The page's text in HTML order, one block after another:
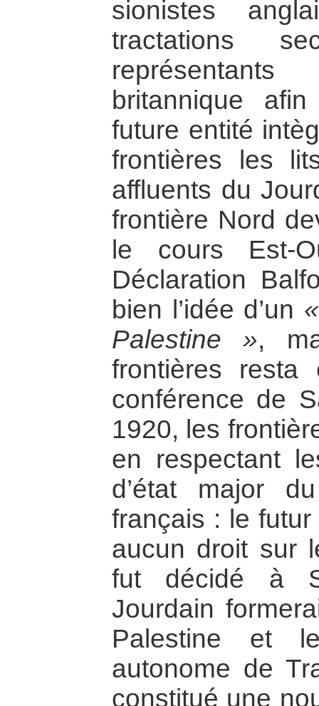
sionistes
tractations
britannique
future entité
frontières les
affluents du
frontière Nord
le cours Est-
Déclaration
bien l’idée d’un
Palestine »,
frontières
conférence de
1920, les
en respectant
d’état major
français : le futur
aucun droit sur
fut décidé à
Jourdain
Palestine et
autonome de
constitué une